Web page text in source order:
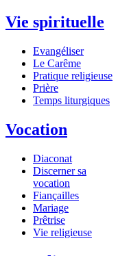
Vie spirituelle
Evangéliser
Le Carême
Pratique religieuse
Prière
Temps liturgiques
Vocation
Diaconat
Discerner sa
vocation
Fiançailles
Mariage
Prêtrise
Vie religieuse